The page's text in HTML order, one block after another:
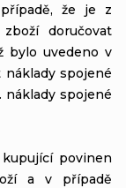
že je z
doručovat
bylo uvedeno v
spojené
náklady spojené
povinen
a v případě